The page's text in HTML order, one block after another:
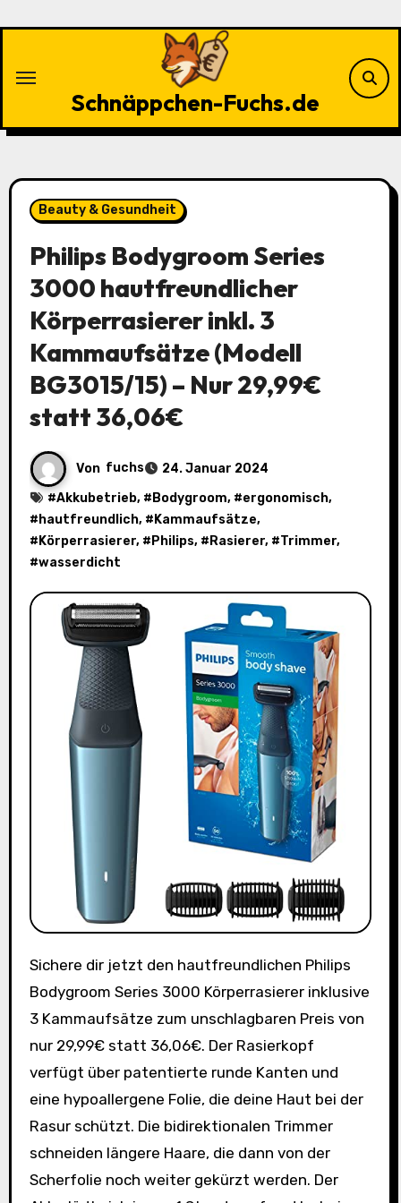
Schnäppchen-Fuchs.de
Beauty & Gesundheit
Philips Bodygroom Series
3000 hautfreundlicher
Körperrasierer inkl. 3
Kammaufsätze (Modell
BG3015/15) – Nur 29,99€
statt 36,06€
Von fuchs
24. Januar 2024
#Akkubetrieb, # Bodygroom, #ergonomisch,
# hautfreundlich, # Kammaufsätze,
# Körperrasierer, # Philips, # Rasierer, #Trimmer,
#wasserdicht
Sichere dir jetzt den hautfreundlichen Philips
Bodygroom Series 3000 Körperrasierer inklusive
3 Kammaufsätze zum unschlagbaren Preis von
nur 29,99€ statt 36,06€. Der Rasierkopf
verfügt über patentierte runde Kanten und
eine hypoallergene Folie, die deine Haut bei der
Rasur schützt. Die bidirektionalen Trimmer
schneiden längere Haare, die dann von der
Scherfolie noch weiter gekürzt werden. Der